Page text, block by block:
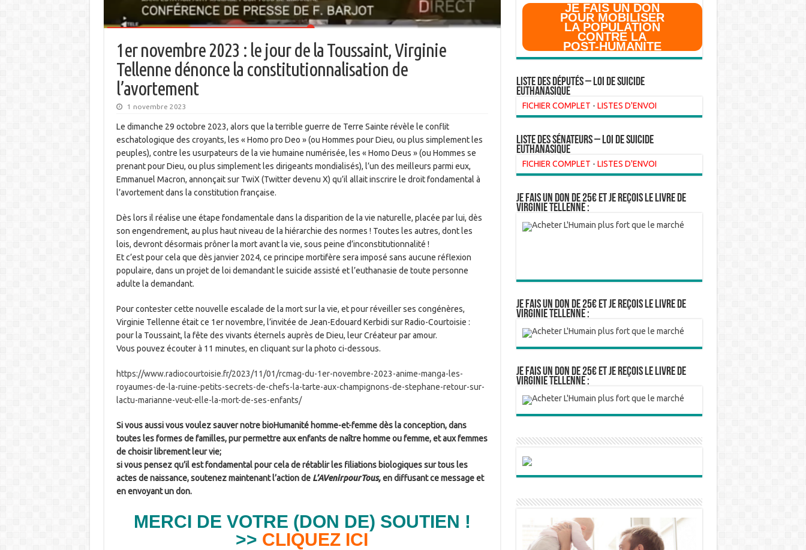
1er novembre 2023 : le jour de la Toussaint, Virginie
Tellenne dénonce la constitutionnalisation de
l’avortement
1 novembre 2023
Le dimanche 29 octobre 2023, alors que la terrible guerre de Terre Sainte révèle le conflit
eschatologique des croyants, les « Homo pro Deo » (ou Hommes pour Dieu, ou plus simplement les
peuples), contre les usurpateurs de la vie humaine numérisée, les « Homo Deus » (ou Hommes se
prenant pour Dieu, ou plus simplement les dirigeants mondialisés), l’un des meilleurs parmi eux,
Emmanuel Macron, annonçait sur TwiX (Twitter devenu X) qu’il allait inscrire le droit fondamental à
l’avortement dans la constitution française.
Dès lors il réalise une étape fondamentale dans la disparition de la vie naturelle, placée par lui, dès
son engendrement, au plus haut niveau de la hiérarchie des normes ! Toutes les autres, dont les
lois, devront désormais prôner la mort avant la vie, sous peine d’inconstitutionnalité !
Et c’est pour cela que dès janvier 2024, ce principe mortifère sera imposé sans aucune réflexion
populaire, dans un projet de loi demandant le suicide assisté et l’euthanasie de toute personne
adulte la demandant.
Pour contester cette nouvelle escalade de la mort sur la vie, et pour réveiller ses congénères,
Virginie Tellenne était ce 1er novembre, l’invitée de Jean-Edouard Kerbidi sur Radio-Courtoisie :
pour la Toussaint, la fête des vivants éternels auprès de Dieu, leur Créateur par amour.
Vous pouvez écouter à 11 minutes, en cliquant sur la photo ci-dessous.
https://www.radiocourtoisie.fr/2023/11/01/rcmag-du-1er-novembre-2023-anime-manga-les-
royaumes-de-la-ruine-petits-secrets-de-chefs-la-tarte-aux-champignons-de-stephane-retour-sur-
lactu-marianne-veut-elle-la-mort-de-ses-enfants/
Si vous aussi vous voulez sauver notre bioHumanité homme-et-femme dès la conception, dans
toutes les formes de familles, pur permettre aux enfants de naître homme ou femme, et aux femmes
de choisir librement leur vie;
si vous pensez qu’il est fondamental pour cela de rétablir les filiations biologiques sur tous les
actes de naissance, soutenez maintenant l’action de L’AVenirpourTous,en diffusant ce message et
en envoyant un don.
MERCI DE VOTRE (DON DE) SOUTIEN !
>> CLIQUEZ ICI
JE FAIS UN DON
POUR MOBILISER
LA POPULATION
CONTRE LA
POST-HUMANITE
Liste des Députés – Loi de suicide
euthanasique
FICHIER COMPLET - LISTES D'ENVOI
liste des sénateurs – loi de suicide
euthanasique
FICHIER COMPLET - LISTES D'ENVOI
Je fais un don de 25€ et je reçois le livre de
Virginie Tellenne :
Je fais un don de 25€ et je reçois le livre de
Virginie Tellenne :
Je fais un don de 25€ et je reçois le livre de
Virginie Tellenne :